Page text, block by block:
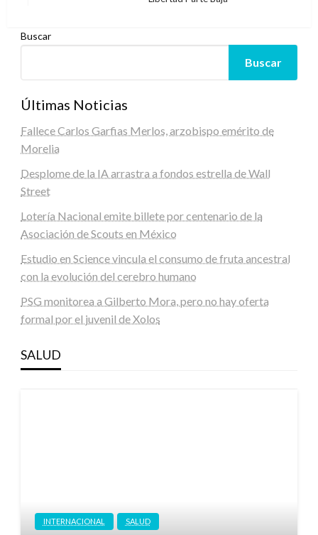
Buscar
Buscar
Últimas Noticias
Fallece Carlos Garfias Merlos, arzobispo emérito de
Morelia
Desplome de la IA arrastra a fondos estrella de Wall
Street
Lotería Nacional emite billete por centenario de la
Asociación de Scouts en México
Estudio en Science vincula el consumo de fruta ancestral
con la evolución del cerebro humano
PSG monitorea a Gilberto Mora, pero no hay oferta
formal por el juvenil de Xolos
SALUD
INTERNACIONAL SALUD